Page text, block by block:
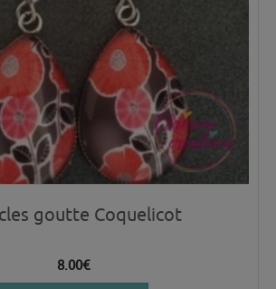
goutte Coquelicot
8.00€